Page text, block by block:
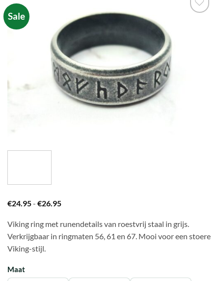
waarderingen
Sale
€24.95- €26.95Prijsklasse:
€26.95
Viking ring met runendetails van roestvrij staal in grijs.
Verkrijgbaar in ringmaten 56, 61 en 67. Mooi voor een stoere
Viking-stijl.
Maat